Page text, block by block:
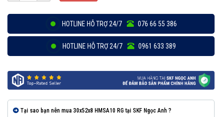
HOTLINE HỖ TRỢ 24/7 076 66 55 386
HOTLINE HỖ TRỢ 24/7 0961 633 389
Tại sao bạn nên mua 30x52x8 HMSA10 RG tại SKF Ngọc Anh ?